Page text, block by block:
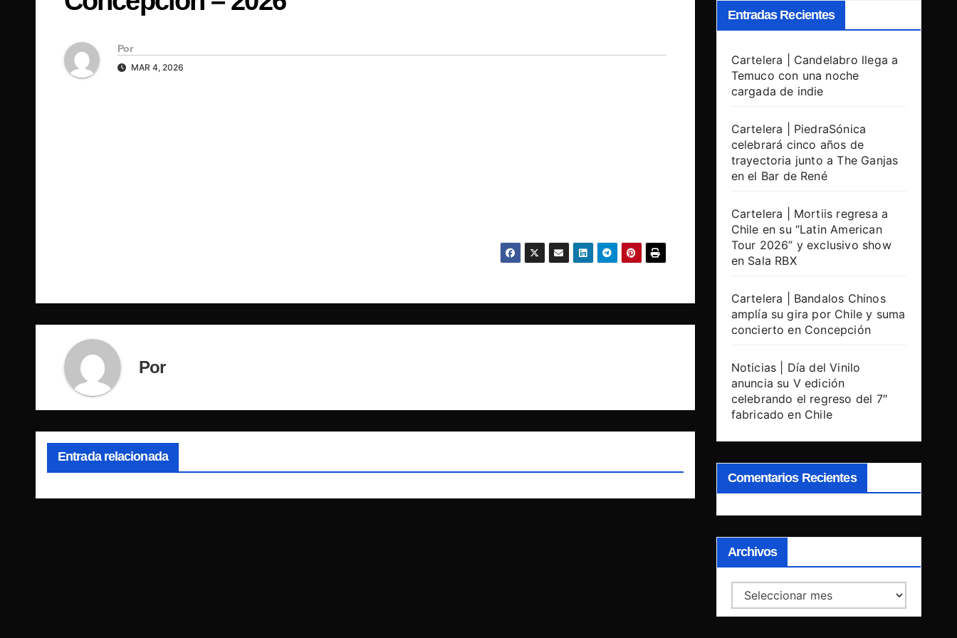
Por
MAR 4, 2026
Por
Entrada relacionada
Entradas Recientes
Cartelera | Candelabro llega a
Temuco con una noche
cargada de indie
Cartelera | PiedraSónica
celebrará cinco años de
trayectoria junto a The Ganjas
en el Bar de René
Cartelera | Mortiis regresa a
Chile en su “Latin American
Tour 2026” y exclusivo show
en Sala RBX
Cartelera | Bandalos Chinos
amplía su gira por Chile y suma
concierto en Concepción
Noticias | Día del Vinilo
anuncia su V edición
celebrando el regreso del 7″
fabricado en Chile
Comentarios Recientes
Archivos
Archivos